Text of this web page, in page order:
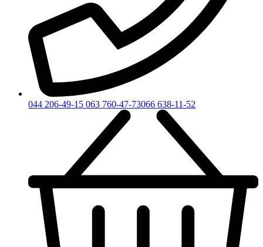
044 206-49-15 063 760-47-73066 638-11-52